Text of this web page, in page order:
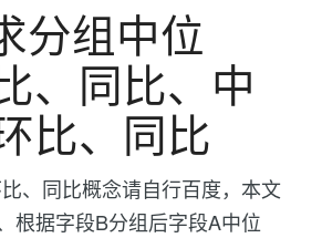
分组中位
、同比、中
比、同比
、同比概念请自行百度，本文
根据字段B分组后字段A中位